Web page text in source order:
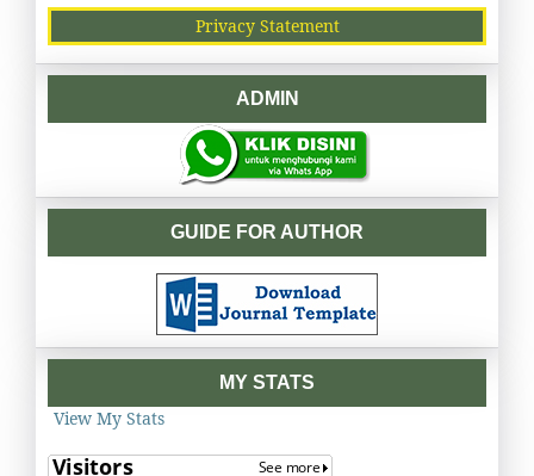
Privacy Statement
ADMIN
GUIDE FOR AUTHOR
MY STATS
View My Stats